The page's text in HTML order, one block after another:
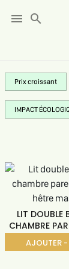
menu search
Prix croissant
IMPACT
LIT DOUBLE
CHAMBRE
AJOUTER